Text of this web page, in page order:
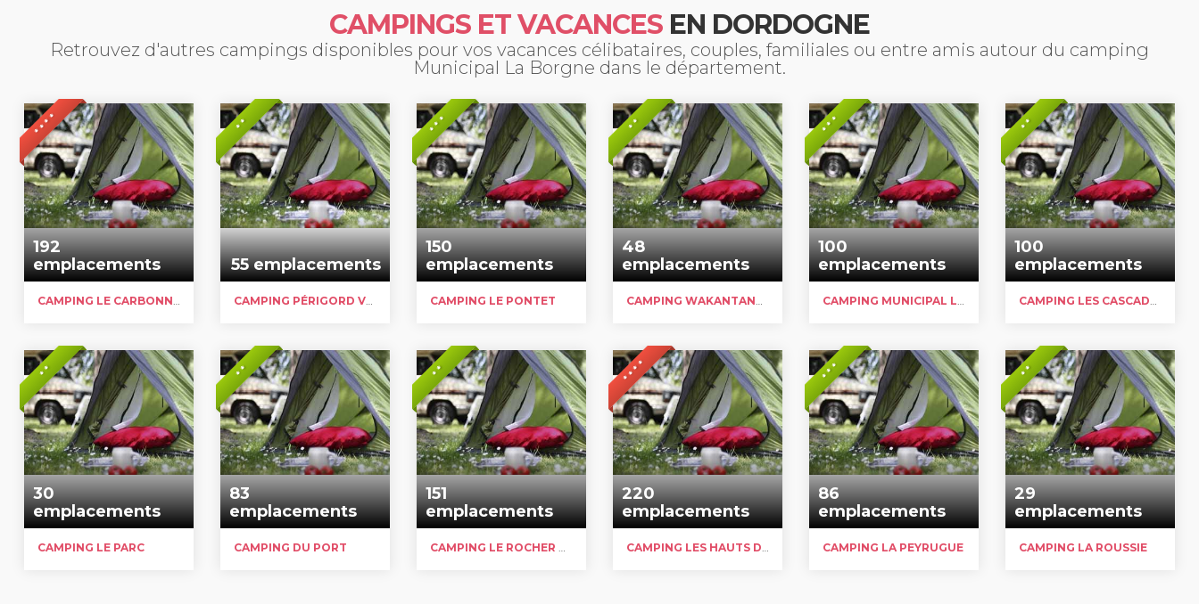
CAMPINGS ET VACANCES EN DORDOGNE
Retrouvez d'autres campings disponibles pour vos vacances célibataires, couples, familiales ou entre amis autour du camping
Municipal La Borgne dans le département.
* * * *
192
emplacements
CAMPING LE CARBONNIER
* *
55 emplacements
CAMPING PÉRIGORD VACANCES
* * *
150
emplacements
CAMPING LE PONTET
* *
48
emplacements
CAMPING WAKANTANKA
* * *
100
emplacements
CAMPING MUNICIPAL LES GERBES
* *
100
emplacements
CAMPING LES CASCADES
* *
30
emplacements
CAMPING LE PARC
* *
83
emplacements
CAMPING DU PORT
* *
151
emplacements
CAMPING LE ROCHER DE LA GRANELLE
* * * *
220
emplacements
CAMPING LES HAUTS DE RATEBOUT
* * *
86
emplacements
CAMPING LA PEYRUGUE
* *
29
emplacements
CAMPING LA ROUSSIE